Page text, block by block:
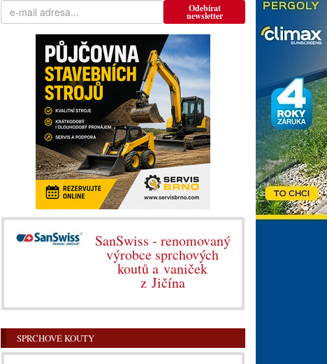
Odebírat
newsletter
SanSwiss - renomovaný
výrobce sprchových
koutů a vaniček
z Jičína
SPRCHOVÉ KOUTY